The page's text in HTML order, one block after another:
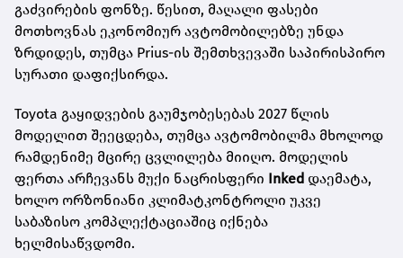
გაძვირების ფონზე. წესით, მაღალი ფასები
მოთხოვნას ეკონომიურ ავტომობილებზე უნდა
ზრდიდეს, თუმცა Prius-ის შემთხვევაში საპირისპირო
სურათი დაფიქსირდა.
Toyota გაყიდვების გაუმჯობესებას 2027 წლის
მოდელით შეეცდება, თუმცა ავტომობილმა მხოლოდ
რამდენიმე მცირე ცვლილება მიიღო. მოდელის
ფერთა არჩევანს მუქი ნაცრისფერი Inked დაემატა,
ხოლო ორზონიანი კლიმატკონტროლი უკვე
საბაზისო კომპლექტაციაშიც იქნება
ხელმისაწვდომი.